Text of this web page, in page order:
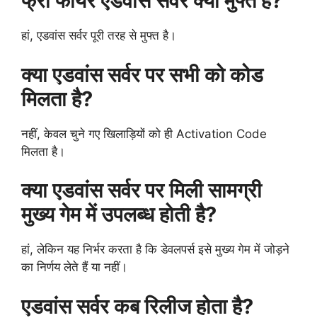
हां, एडवांस सर्वर पूरी तरह से मुफ्त है।
क्या एडवांस सर्वर पर सभी को कोड
मिलता है?
नहीं, केवल चुने गए खिलाड़ियों को ही Activation Code
मिलता है।
क्या एडवांस सर्वर पर मिली सामग्री
मुख्य गेम में उपलब्ध होती है?
हां, लेकिन यह निर्भर करता है कि डेवलपर्स इसे मुख्य गेम में जोड़ने
का निर्णय लेते हैं या नहीं।
एडवांस सर्वर कब रिलीज होता है?